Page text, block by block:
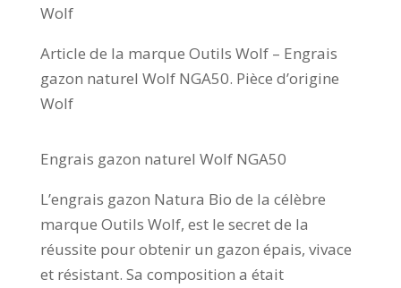
Wolf
Article de la marque Outils Wolf – Engrais
gazon naturel Wolf NGA50. Pièce d’origine
Wolf
Engrais gazon naturel Wolf NGA50
L’engrais gazon Natura Bio de la célèbre
marque Outils Wolf, est le secret de la
réussite pour obtenir un gazon épais, vivace
et résistant. Sa composition a était